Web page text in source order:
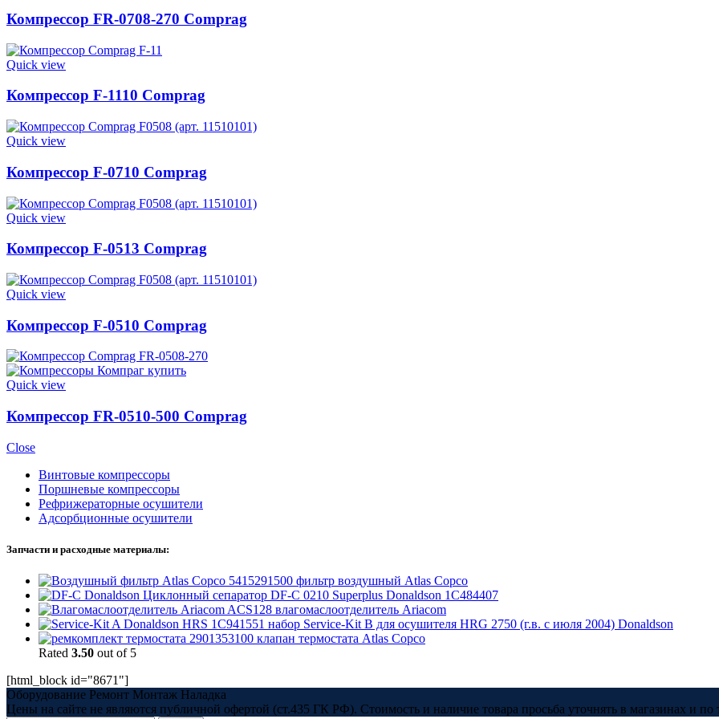
Компрессор FR-0708-270 Comprag
Quick view
Компрессор F-1110 Comprag
Quick view
Компрессор F-0710 Comprag
Quick view
Компрессор F-0513 Comprag
Quick view
Компрессор F-0510 Comprag
Quick view
Компрессор FR-0510-500 Comprag
Close
Винтовые компрессоры
Поршневые компрессоры
Рефрижераторные осушители
Адсорбционные осушители
Запчасти и расходные материалы:
5415291500 фильтр воздушный Atlas Copco
Циклонный сепаратор DF-C 0210 Superplus Donaldson 1C484407
ACS128 влагомаслоотделитель Ariacom
1C941551 набор Service-Kit B для осушителя HRG 2750 (г.в. с июля 2004) Donaldson
2901353100 клапан термостата Atlas Copco
Rated 3.50 out of 5
[html_block id="8671"]
Оборудование Ремонт Монтаж Наладка
Цены на сайте не являются публичной офертой (ст.435 ГК РФ). Стоимость и наличие товара просьба уточнять в магазинах и по